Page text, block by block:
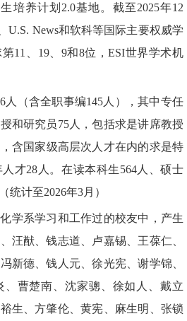
培养计划2.0基地。截至2025年12
U.S. News和软科等国际主要权威学
11、19、9和8位，ESI世界学术机
人（含全职事编145人），其中专任
和研究员75人，包括求是讲席教授
含国家级高层次人才在内的求是特
才28人。在读本科生564人、硕士
统计至2026年3月）
学系学习和工作过的校友中，产生
汪猷、钱志道、卢嘉锡、王葆仁、
新德、钱人元、徐光宪、谢学锦、
曹楚南、沈家骢、徐如人、戴立
生、方肇伦、黄宪、麻生明、张锁